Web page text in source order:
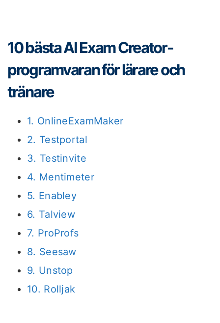
10 bästa AI Exam Creator-
programvaran för lärare och
tränare
1. OnlineExamMaker
2. Testportal
3. Testinvite
4. Mentimeter
5. Enabley
6. Talview
7. ProProfs
8. Seesaw
9. Unstop
10. Rolljak